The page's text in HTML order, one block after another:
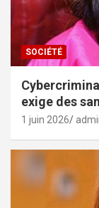
SOCIÉTÉ
exige des
1 juin 2026